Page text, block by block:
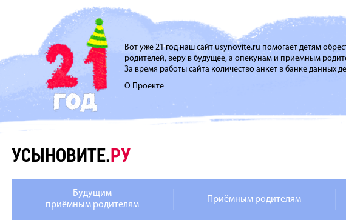
Вот уже 21 год наш сайт usynovite.ru помогает детям
родителей, веру в будущее, а опекунам и приемным
За время работы сайта количество анкет в банке данных
О Проекте
УСЫНОВИТЕ.РУ
Будущим
приёмным родителям
Приёмным родителям